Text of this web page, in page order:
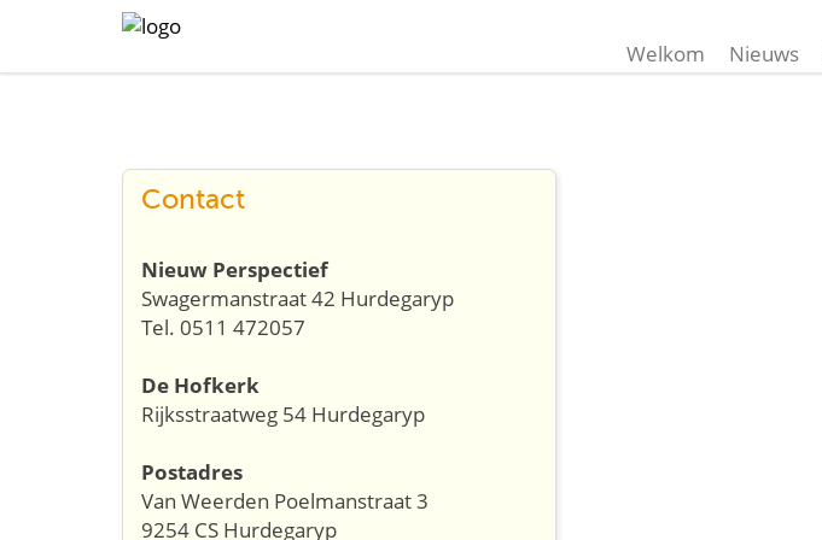
Welkom Nieuws
Contact
Nieuw Perspectief
Swagermanstraat 42 Hurdegaryp
Tel. 0511 472057
De Hofkerk
Rijksstraatweg 54 Hurdegaryp
Postadres
Van Weerden Poelmanstraat 3
9254 CS Hurdegaryp